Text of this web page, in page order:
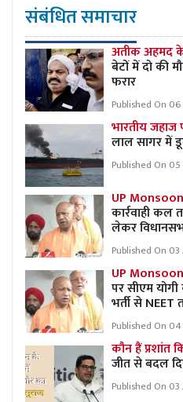
संबंधित समाचार
अतीक अहमद
बेटों में दो की
फरार
Published On
भारतीय
लाल सागर में
Published On
UP
कार्रवाही कल
लेकर
Published On
UP
पर सीएम
भर्ती से
Published On
कौन हैं प्रशांत
जीत से बदल
Published On